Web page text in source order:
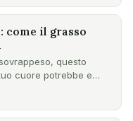
come il grasso
questo
cuore potrebbe e…